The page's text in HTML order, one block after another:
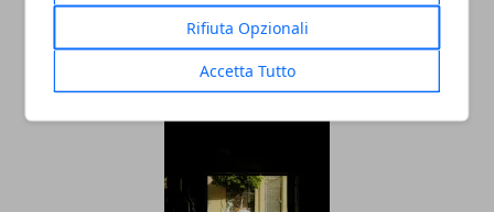
Rifiuta Opzionali
Accetta Tutto